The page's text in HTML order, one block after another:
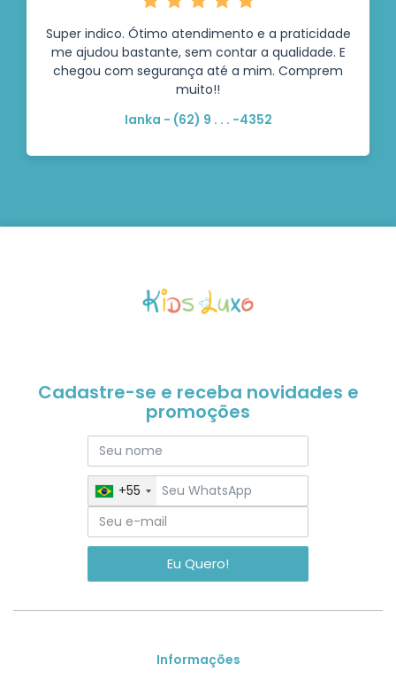
Super indico. Ótimo atendimento e a praticidade
me ajudou bastante, sem contar a qualidade. E
chegou com segurança até a mim. Comprem
muito!!
Ianka - (62) 9 . . . -4352
Cadastre-se e receba novidades e
promoções
+55
Eu Quero!
Informações